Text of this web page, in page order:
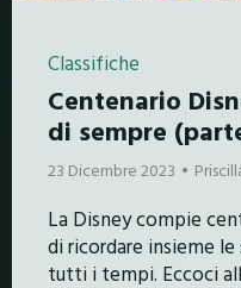
Classifiche
Centenario
di sempre
23 Dicembre 2023
La Disney compie
di ricordare insieme
tutti i tempi. Eccoci